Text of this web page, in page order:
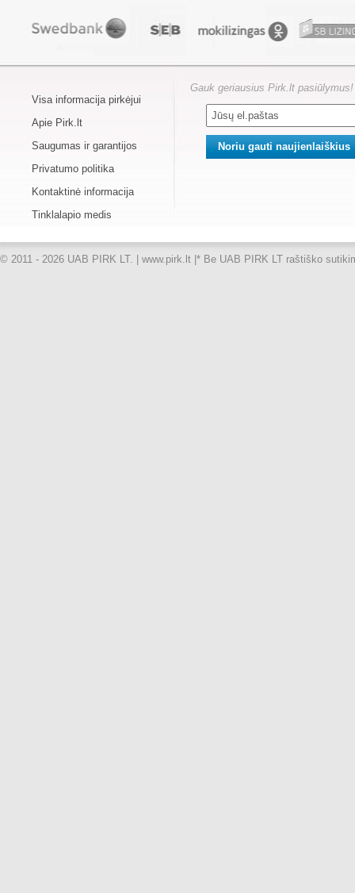
Visa informacija pirkėjui
Apie Pirk.lt
Saugumas ir garantijos
Privatumo politika
Kontaktinė informacija
Tinklalapio medis
Gauk geriausius Pirk.lt pasiūlymus!
© 2011 - 2026 UAB PIRK LT. | www.pirk.lt | * Be UAB PIRK LT raštiško